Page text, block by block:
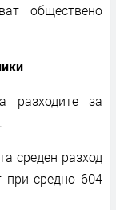
обществено
разходите за
среден разход
при средно 604